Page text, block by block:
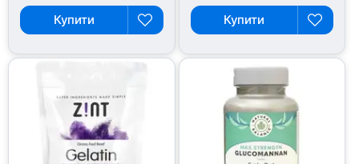
Купити Купити